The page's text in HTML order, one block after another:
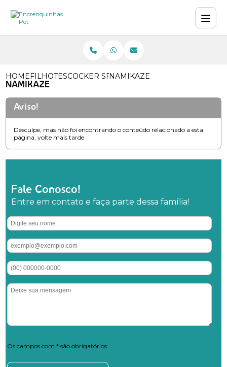
HOMEFILHOTESCOCKER SPANIEL INGLÊS
NAMIKAZE
NAMIKAZE
Aviso!
Desculpe, mas não foi encontrando o conteúdo relacionado a esta
página, volte mais tarde
Fale Conosco!
Entre em contato e faça parte dessa família!
Os campos com * são obrigatórios